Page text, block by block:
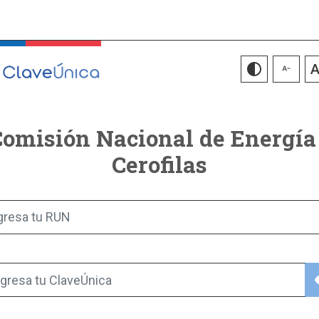
Nacional de
Cerofilas
tu RUN
tu ClaveÚnica